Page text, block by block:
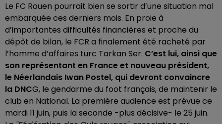
Le FC Rouen pourrait bien se sortir d’une situation mal
embarquée ces derniers mois. En proie à
d’importantes difficultés financières et proche du
dépôt de bilan, le FCR a finalement été racheté par
l’homme d’affaires turc Tarkan Ser. C’est lui, ainsi que
son représentant en France et nouveau président,
le Néerlandais Iwan Postel, qui devront convaincre
la DNCG, le gendarme du foot français, de maintenir le
club en National. La première audience est prévue ce
mardi 11 juin, puis la seconde -plus décisive- le 25 juin.